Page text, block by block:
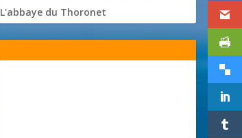
L'abbaye du Thoronet